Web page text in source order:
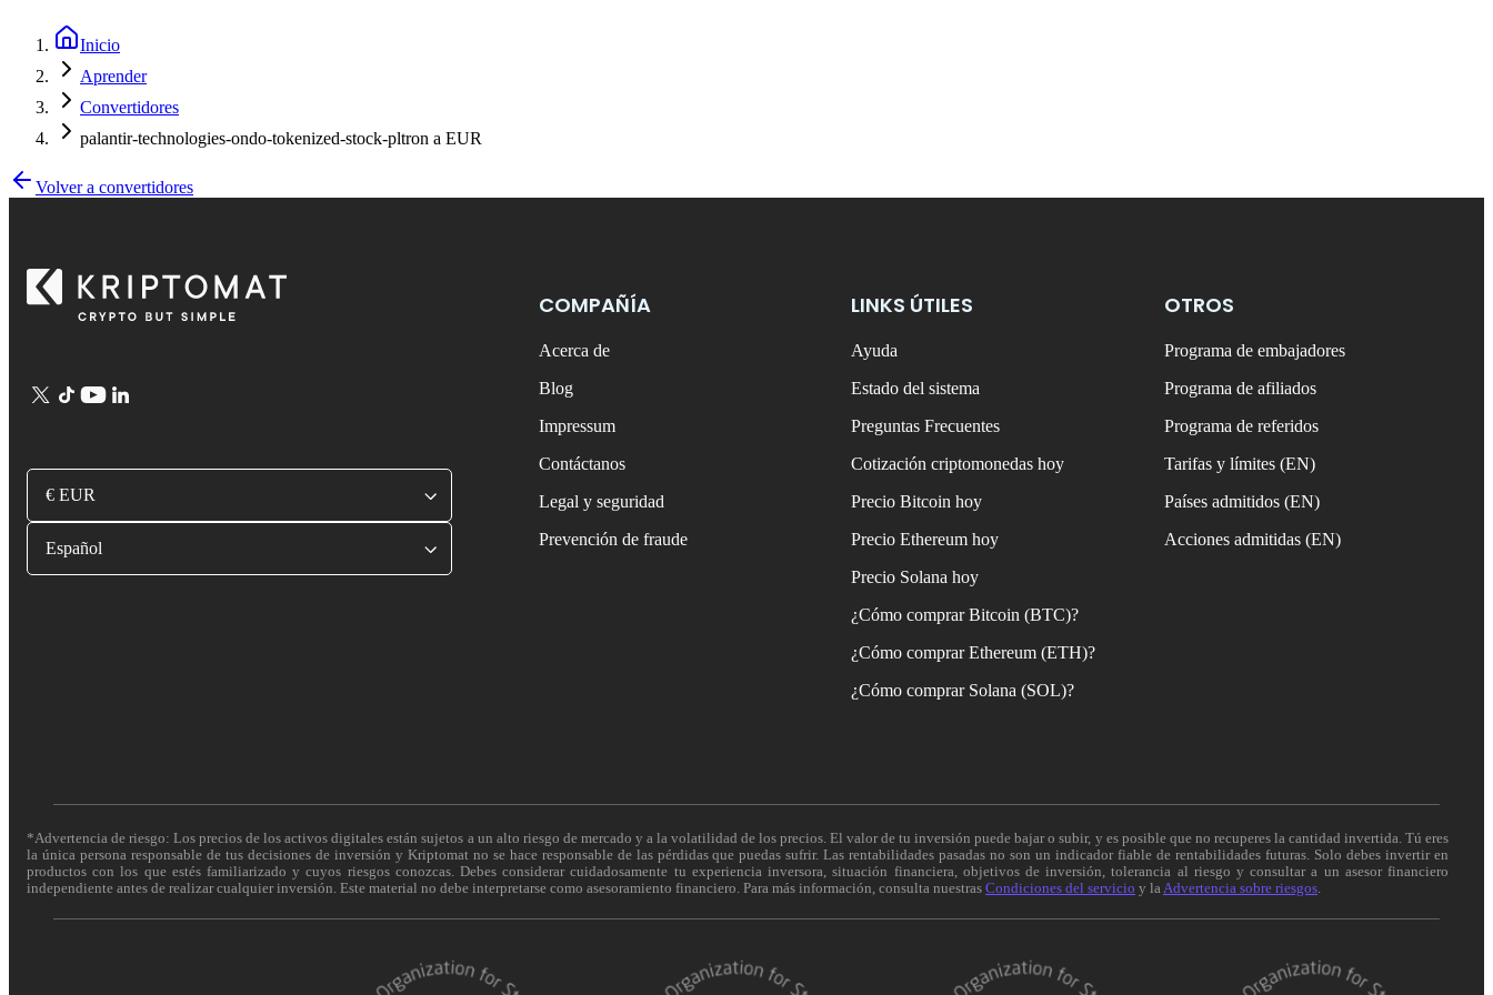
Inicio
Aprender
Convertidores
palantir-technologies-ondo-tokenized-stock-pltron a EUR
Volver a convertidores
€ EUR
Español
COMPAÑÍA
Acerca de
Blog
Impressum
Contáctanos
Legal y seguridad
Prevención de fraude
LINKS ÚTILES
Ayuda
Estado del sistema
Preguntas Frecuentes
Cotización criptomonedas hoy
Precio Bitcoin hoy
Precio Ethereum hoy
Precio Solana hoy
¿Cómo comprar Bitcoin (BTC)?
¿Cómo comprar Ethereum (ETH)?
¿Cómo comprar Solana (SOL)?
OTROS
Programa de embajadores
Programa de afiliados
Programa de referidos
Tarifas y límites (EN)
Países admitidos (EN)
Acciones admitidas (EN)
*Advertencia de riesgo: Los precios de los activos digitales están sujetos a un alto riesgo de mercado y a la volatilidad de los precios. El valor de tu inversión puede bajar o subir, y es posible que no recuperes la cantidad invertida. Tú eres
la única persona responsable de tus decisiones de inversión y Kriptomat no se hace responsable de las pérdidas que puedas sufrir. Las rentabilidades pasadas no son un indicador fiable de rentabilidades futuras. Solo debes invertir en
productos con los que estés familiarizado y cuyos riesgos conozcas. Debes considerar cuidadosamente tu experiencia inversora, situación financiera, objetivos de inversión, tolerancia al riesgo y consultar a un asesor financiero
independiente antes de realizar cualquier inversión. Este material no debe interpretarse como asesoramiento financiero. Para más información, consulta nuestras Condiciones del servicio y la Advertencia sobre riesgos